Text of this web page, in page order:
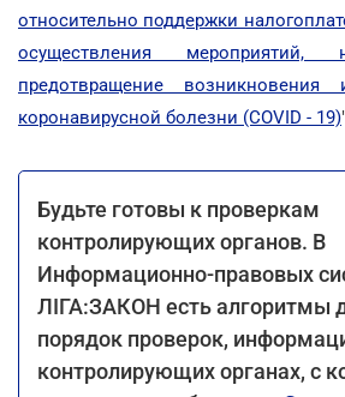
относительно поддержки
осуществления мероприятий,
предотвращение возникновения
коронавирусной болезни (COVID - 19)
Будьте готовы к проверкам
контролирующих органов. В
Информационно-правовых
ЛІГА:ЗАКОН есть алгоритмы
порядок проверок,
контролирующих органах, с